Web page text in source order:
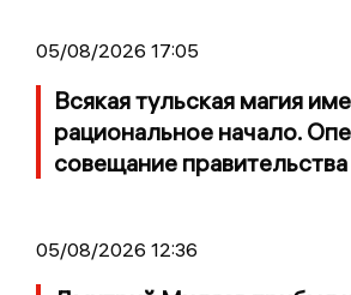
05/08/2026 17:05
Всякая тульская магия
рациональное начало.
совещание правительства
05/08/2026 12:36